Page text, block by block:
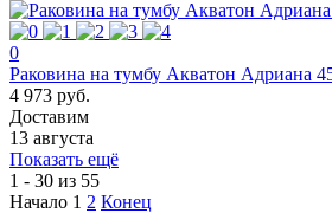
0
Раковина на тумбу Акватон Адриана
4 973 руб.
Доставим
13 августа
Показать ещё
1 - 30 из 55
Начало 1 2 Конец